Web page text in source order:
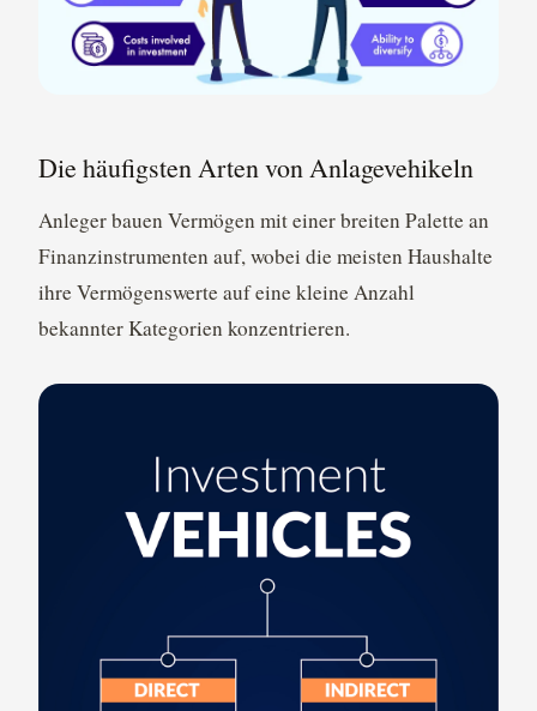
Die häufigsten Arten von Anlagevehikeln
Anleger bauen Vermögen mit einer breiten Palette an
Finanzinstrumenten auf, wobei die meisten Haushalte
ihre Vermögenswerte auf eine kleine Anzahl
bekannter Kategorien konzentrieren.